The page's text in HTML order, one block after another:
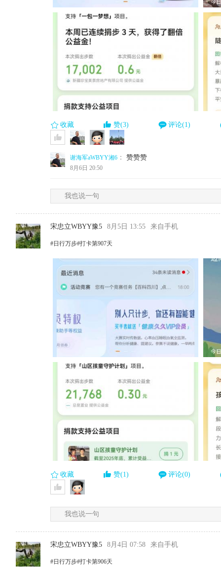
收藏 赞(3) 评论(1)
谢海军aWBYY湘6 ： 赞赞赞
8月6日 20:50
我也说一句
宋忠立WBYY豫5 8月5日 13:55 来自手机
#日行万步#打卡第907天
收藏 赞(1) 评论(0)
我也说一句
宋忠立WBYY豫5 8月4日 07:58 来自手机
#日行万步#打卡第906天